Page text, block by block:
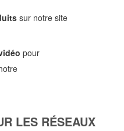
sur notre site
pour
LES RÉSEAUX